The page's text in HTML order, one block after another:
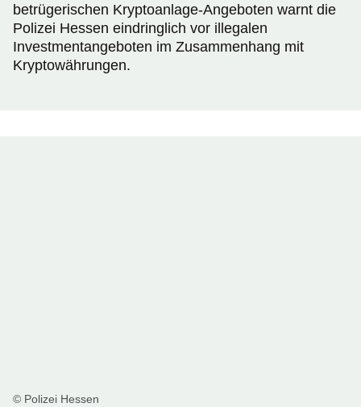
betrügerischen Kryptoanlage-Angeboten warnt die
Polizei Hessen eindringlich vor illegalen
Investmentangeboten im Zusammenhang mit
Kryptowährungen.
© Polizei Hessen